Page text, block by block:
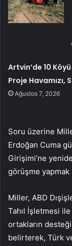
Artvin’de 10
Proje Havamızı,
Ağustos 7, 2026
Soru üzerine
Erdoğan Cuma
Girişimi’ne
görüşme
Miller, ABD
Tahıl İşletmesi
ortakların
belirterek, Türk